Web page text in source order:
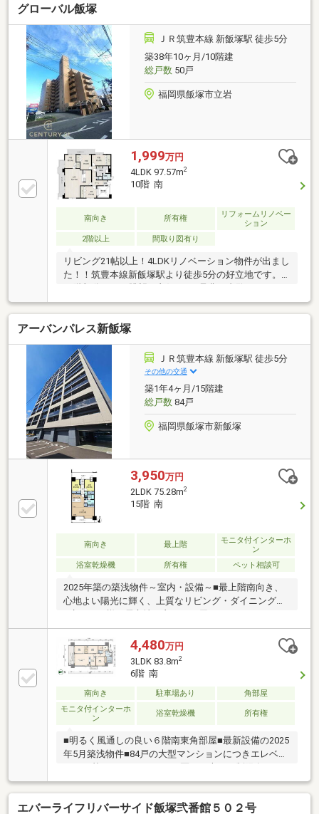
グローバル飯塚
ＪＲ筑豊本線 新飯塚駅 徒歩5分
築38年10ヶ月/10階建
総戸数50戸
福岡県飯塚市立岩
1,999万円
4LDK 97.57m2
10階 南
南向き 所有権
リフォームリノベー
ション
2階以上
間取り図有り
リビング21帖以上！4LDKリノベーション物件が出まし
た！！筑豊本線新飯塚駅より徒歩5分の好立地です。
10階部分につき眺望も良好です♪是非ご内覧下さいま
せ！
アーバンパレス新飯塚
ＪＲ筑豊本線 新飯塚駅 徒歩5分
その他の交通
築1年4ヶ月/15階建
総戸数84戸
福岡県飯塚市新飯塚
3,950万円
2LDK 75.28m2
15階 南
南向き 最上階
モニタ付インターホ
ン
浴室乾燥機
所有権 ペット相談可
2025年築の築浅物件～室内・設備～■最上階南向き、
心地よい陽光に輝く、上質なリビング・ダイニング。
■癒される様な居心地の良さをお届けするマスターベ
ッドルームには、収納力のあるウォークインクロゼッ
ト。■浴室換気乾燥機付きのユニットバスは心地よい
潤いのひと時をお楽しみいただける１４１８サイズ。
■リビングダイニングとキッチンには足元から温まる
床暖房付き。■明るさに包まれた対面式カウンターキ
ッチン（食器洗乾燥機付）。～共用部～■TVモニター
付きインターホンで、幸せの基本となる安全を見守る
セキュリティ。■防音性に優れたT2サッシ・ペアガラ
ス。■大型郵便に対応した宅配ボックス。
4,480万円
3LDK 83.8m2
6階 南
南向き 駐車場あり
角部屋
モニタ付インターホ
ン
浴室乾燥機 所有権
■明るく風通しの良い６階南東角部屋■最新設備の2025
年5月築浅物件■84戸の大型マンションにつきエレベー
とんどの生活が徒歩圏内で済みます（スーパー・病
院・市役所等）
エバーライフリバーサイド飯塚弐番館５０２号